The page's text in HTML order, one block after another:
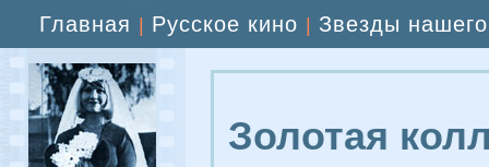
Главная Русское кино Звезды
Золотая